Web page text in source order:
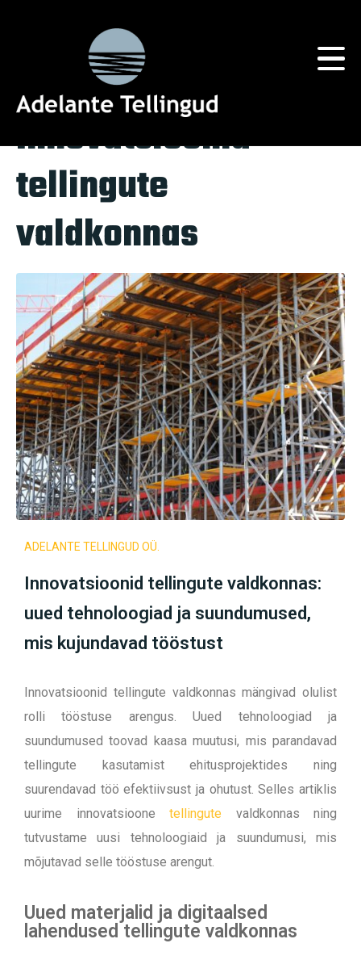
tehnoloogia
Tag Archives: tehnoloogia
Innovatsioonid
tellingute
valdkonnas
ADELANTE TELLINGUD OÜ.
Innovatsioonid tellingute valdkonnas:
uued tehnoloogiad ja suundumused,
mis kujundavad tööstust
Innovatsioonid tellingute valdkonnas mängivad olulist
rolli tööstuse arengus. Uued tehnoloogiad ja
suundumused toovad kaasa muutusi, mis parandavad
tellingute kasutamist ehitusprojektides ning
suurendavad töö efektiivsust ja ohutust. Selles artiklis
uurime innovatsioone tellingute valdkonnas ning
tutvustame uusi tehnoloogiaid ja suundumusi, mis
mõjutavad selle tööstuse arengut.
Uued materjalid ja digitaalsed
lahendused tellingute valdkonnas